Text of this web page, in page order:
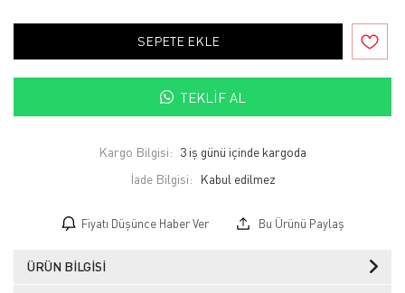
SEPETE EKLE
TEKLIF AL
Kargo Bilgisi: 3 iş günü içinde kargoda
İade Bilgisi:
Fiyatı Düşünce Haber Ver Bu Ürünü Paylaş
ÜRÜN BILGISI